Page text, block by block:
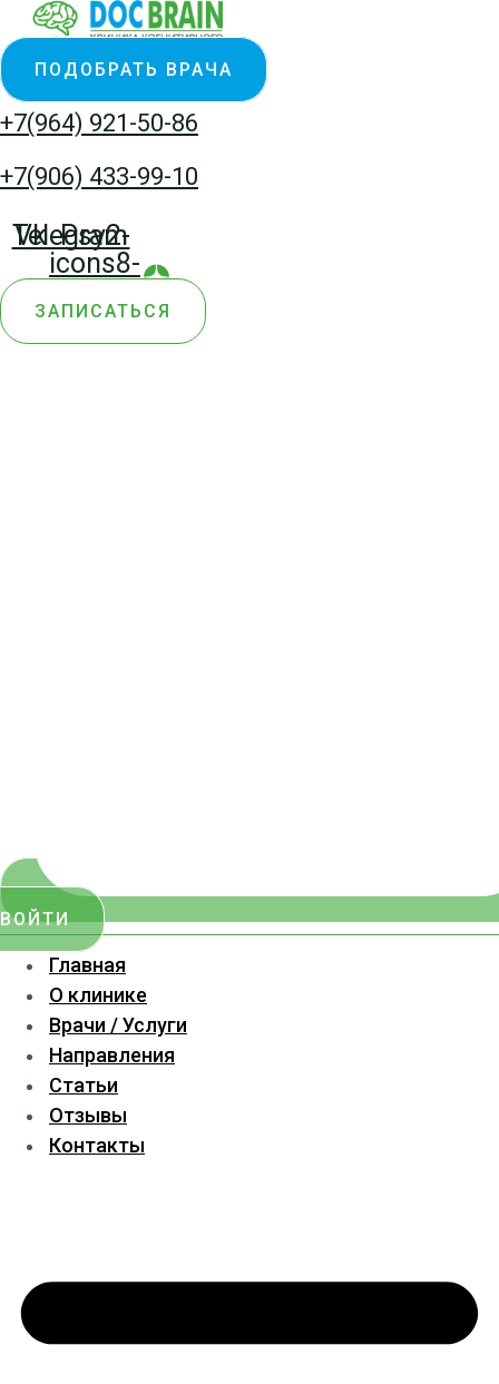
Перейти
к
содержимому
ПОДОБРАТЬ ВРАЧА
+7(964) 921-50-86
+7(906) 433-99-10
Vk
Telegram
Psy2-
icons8-
zen
ЗАПИСАТЬСЯ
ВОЙТИ
Главная
О клинике
Врачи / Услуги
Направления
Статьи
Отзывы
Контакты
Количество
товара
Погодина
Марина
Григорьевна